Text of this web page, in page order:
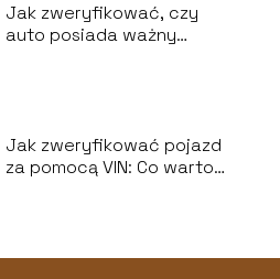
Jak zweryfikować, czy
auto posiada ważny
Jak zweryfikować pojazd
za pomocą VIN: Co warto